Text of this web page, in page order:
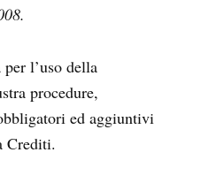
l’uso della
procedure,
ed aggiuntivi
Crediti.